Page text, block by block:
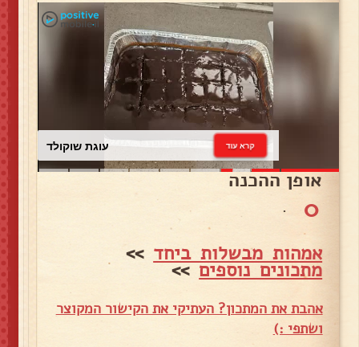
עוגת שוקולד קרא עוד
אופן ההכנה
0
.
אמהות מבשלות ביחד >>
מתכונים נוספים>>
אהבת את המתכון? העתיקי את הקישור המקוצר
ושתפי :)